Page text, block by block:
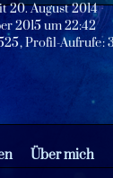
20. August 2014
2015 um 22:42
Profil-Aufrufe
Über mich